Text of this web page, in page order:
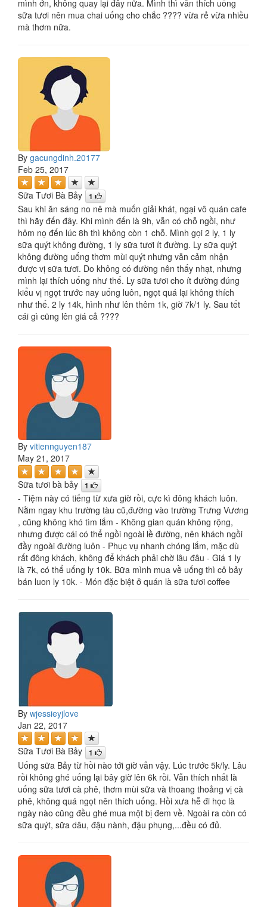
mình ớn, không quay lại đây nữa. Mình thì vẫn thích uống
sữa tươi nên mua chai uống cho chắc ???? vừa rẻ vừa nhiều
mà thơm nữa.
By gacungdinh.20177
Feb 25, 2017
Sữa Tươi Bà Bảy 1
Sau khi ăn sáng no nê mà muốn giải khát, ngại vô quán cafe
thì hãy đến đây. Khi mình đến là 9h, vẫn có chỗ ngồi, như
hôm nọ đến lúc 8h thì không còn 1 chỗ. Mình gọi 2 ly, 1 ly
sữa quýt không đường, 1 ly sữa tươi ít đường. Ly sữa quýt
không đường uống thơm mùi quýt nhưng vẫn cảm nhận
được vị sữa tươi. Do không có đường nên thấy nhạt, nhưng
mình lại thích uống như thế. Ly sữa tươi cho ít đường đúng
kiểu vị ngọt trước nay uống luôn, ngọt quá lại không thích
như thế. 2 ly 14k, hình như lên thêm 1k, giờ 7k/1 ly. Sau tết
cái gì cũng lên giá cả ????
By vitiennguyen187
May 21, 2017
Sữa tươi bà bảy 1
- Tiệm này có tiếng từ xưa giờ rồi, cực kì đông khách luôn.
Nằm ngay khu trường tàu cũ,đường vào trường Trưng Vương
, cũng không khó tìm lắm - Không gian quán không rộng,
nhưng được cái có thể ngồi ngoài lề đường, nên khách ngồi
đầy ngoài đường luôn - Phục vụ nhanh chóng lắm, mặc dù
rất đông khách, không để khách phải chờ lâu đâu - Giá 1 ly
là 7k, có thể uống ly 10k. Bữa mình mua về uống thì cô bảy
bán luon ly 10k. - Món đặc biệt ở quán là sữa tươi coffee
By wjessieyjlove
Jan 22, 2017
Sữa Tươi Bà Bảy 1
Uống sữa Bảy từ hồi nào tới giờ vẫn vậy. Lúc trước 5k/ly. Lâu
rồi không ghé uống lại bây giờ lên 6k rồi. Vẫn thích nhất là
uống sữa tươi cà phê, thơm mùi sữa và thoang thoảng vị cà
phê, không quá ngọt nên thích uống. Hồi xưa hễ đi học là
ngày nào cũng đều ghé mua một bị đem về. Ngoài ra còn có
sữa quýt, sữa dâu, đậu nành, đậu phụng,...đều có đủ.